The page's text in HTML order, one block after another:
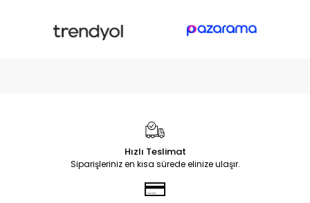
Hızlı Teslimat
Siparişleriniz en kısa sürede elinize ulaşır.